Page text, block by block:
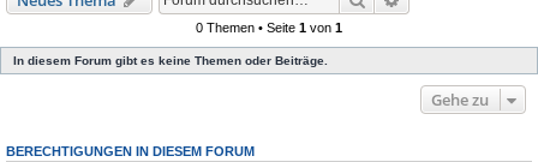
0 Themen • Seite 1 von 1
In diesem Forum gibt es keine Themen oder Beiträge.
Gehe zu
BERECHTIGUNGEN IN DIESEM FORUM